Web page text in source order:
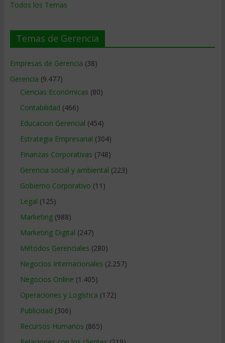
Todos los Temas
Temas de Gerencia
Empresas de Gerencia (38)
Gerencia (9.477)
Ciencias Económicas (80)
Contabilidad (466)
Educacion Gerencial (454)
Estrategia Empresarial (304)
Finanzas Corporativas (748)
Gerencia social y ambiental (223)
Gobierno Corporativo (11)
Legal (125)
Marketing(988)
Marketing Digital (247)
Métodos Gerenciales (280)
Negocios Internacionales (2.257)
Negocios Online (1.405)
Operaciones y Logística (172)
Publicidad (306)
Recursos Humanos (865)